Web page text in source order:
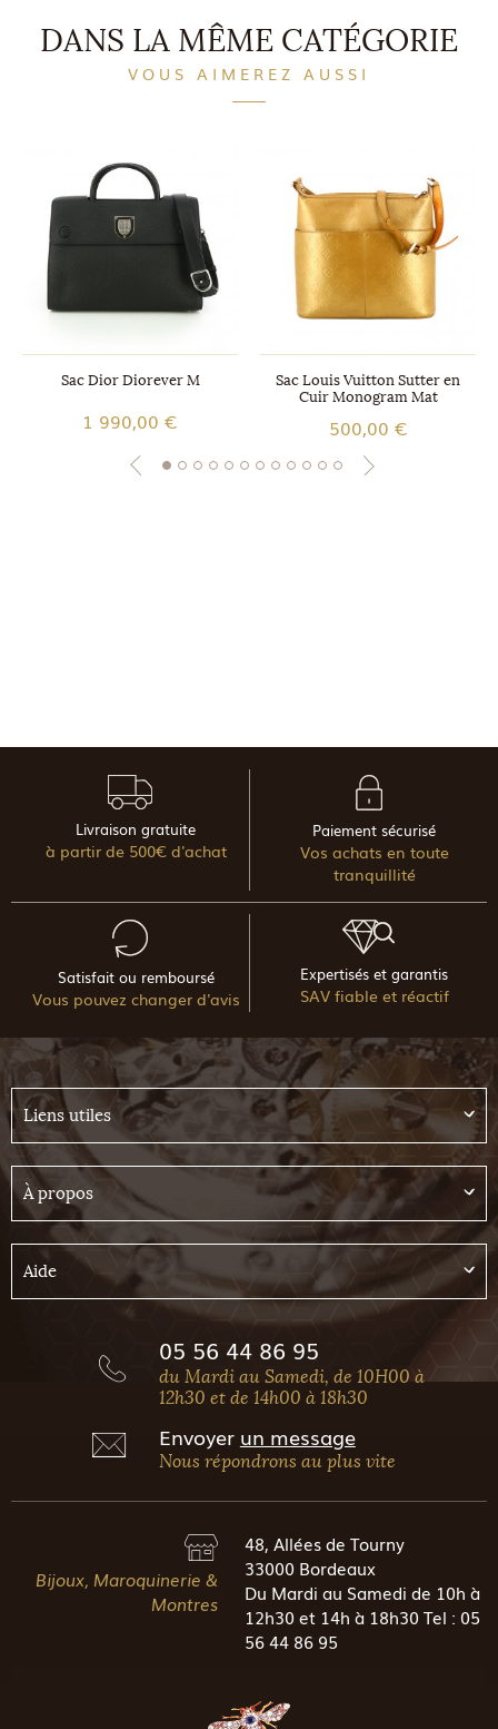
DANS LA MÊME CATÉGORIE
VOUS AIMEREZ AUSSI
Sac Dior Diorever M
1 990,00 €
Sac Louis Vuitton Sutter en
Cuir Monogram Mat
500,00 €
Livraison gratuite
à partir de 500€ d'achat
Paiement sécurisé
Vos achats en toute
tranquillité
Satisfait ou remboursé
Vous pouvez changer d'avis
Expertisés et garantis
SAV fiable et réactif
Liens utiles
À propos
Aide
05 56 44 86 95
du Mardi au Samedi, de 10H00 à
12h30 et de 14h00 à 18h30
Envoyer un message
Nous répondrons au plus vite
Bijoux, Maroquinerie &
Montres
48, Allées de Tourny
33000 Bordeaux
Du Mardi au Samedi de 10h à
12h30 et 14h à 18h30 Tel : 05
56 44 86 95